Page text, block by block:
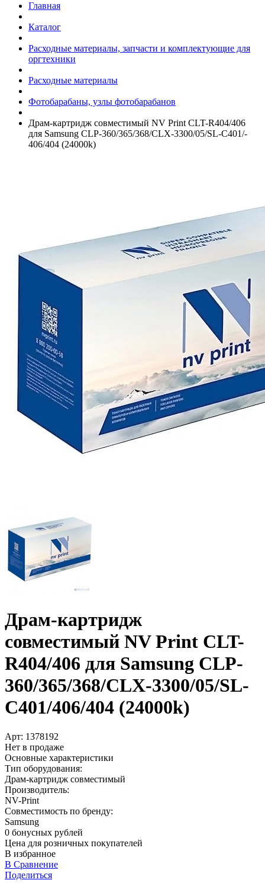
Главная
Каталог
Расходные материалы, запчасти и комплектующие для
оргтехники
Расходные материалы
Фотобарабаны, узлы фотобарабанов
Драм-картридж совместимый NV Print CLT-R404/­406
для Samsung CLP-360/­365/­368/­CLX-3300/­05/­SL-C401/­
406/­404 (24000k)
Драм-картридж
совместимый NV Print CLT-
R404/­406 для Samsung CLP-
360/­365/­368/­CLX-3300/­05/­SL-
C401/­406/­404 (24000k)
Арт: 1378192
Нет в продаже
Основные характеристики
Тип оборудования:
Драм-картридж совместимый
Производитель:
NV-Print
Совместимость по бренду:
Samsung
0 бонусных рублей
Цена для розничных покупателей
В избранное
В Сравнение
Поделиться